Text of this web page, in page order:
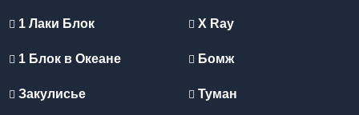
1 Лаки Блок
1 Блок в Океане
Закулисье
X Ray
Бомж
Туман